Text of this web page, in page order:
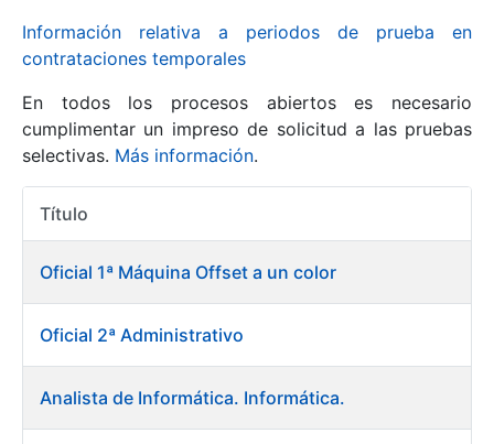
Mostrar/Ocultar
Mostrar/Ocultar
Información relativa a periodos de prueba en
contrataciones temporales
En todos los procesos abiertos es necesario
cumplimentar un impreso de solicitud a las pruebas
selectivas. Más información.
Título
Oficial 1ª Máquina Offset a un color
Oficial 2ª Administrativo
Analista de Informática. Informática.